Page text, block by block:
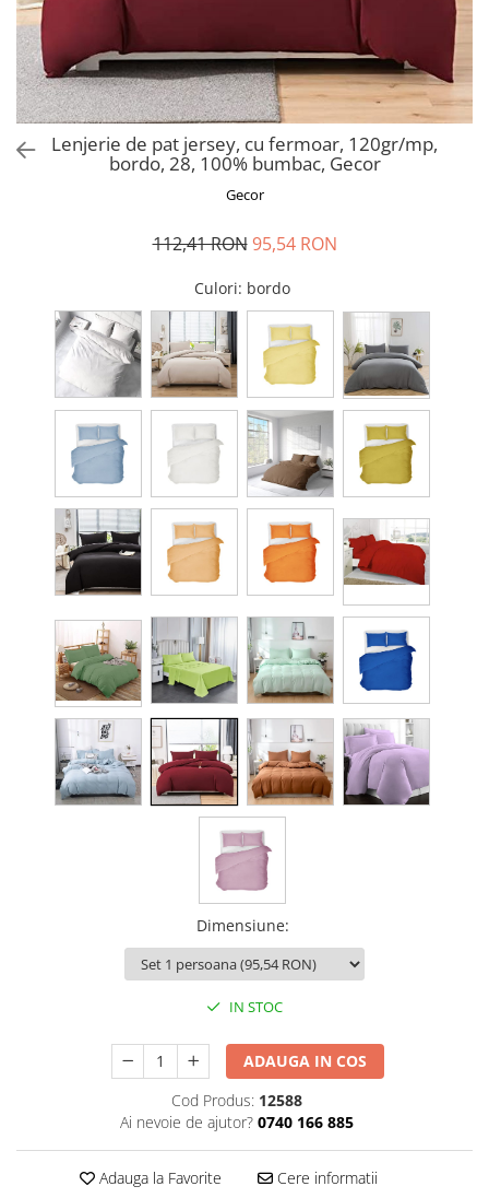
Lenjerie de pat jersey, cu fermoar, 120gr/mp,
bordo, 28, 100% bumbac, Gecor
Gecor
112,41 RON 95,54 RON
Culori: bordo
Dimensiune:
IN STOC
ADAUGA IN COS
Cod Produs: 12588
Ai nevoie de ajutor? 0740 166 885
Adauga la Favorite Cere informatii